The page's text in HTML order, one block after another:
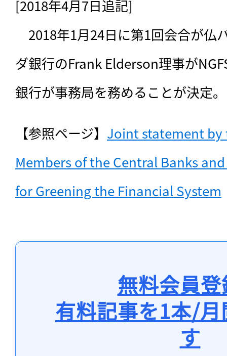
[2018年4月7日追記]
2018年1月24日に第1回会合が仏
ダ銀行のFrank Elderson理事が
銀行が事務局を務めることが決定。
【参照ページ】 Joint statement by
Members of the Central Banks
for Greening the Financial System
無料会員
有料記事を1本/
す